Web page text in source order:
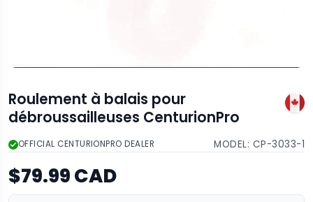
Roulement à balais pour
débroussailleuses CenturionPro
OFFICIAL CENTURIONPRO DEALER MODEL: CP-3033-1
$79.99 CAD